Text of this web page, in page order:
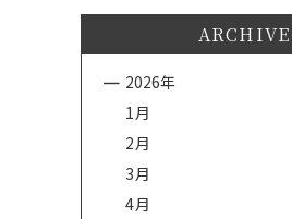
ARCHIVE
2026年
1月
2月
3月
4月